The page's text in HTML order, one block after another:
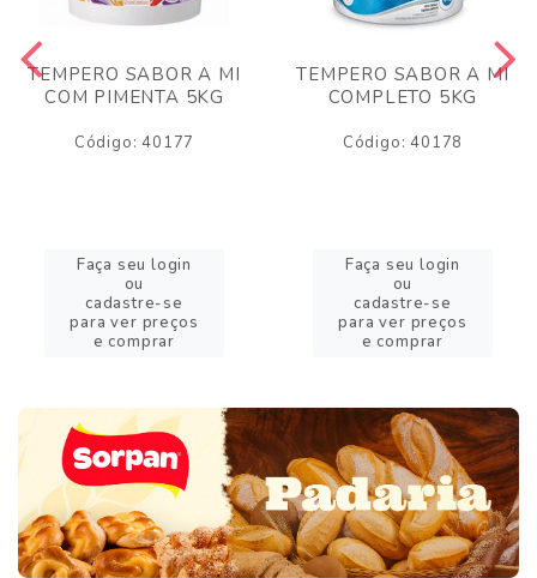
TEMPERO SABOR A MI
COM PIMENTA 5KG
Código: 40177
Faça seu login
ou
cadastre-se
para ver preços
e comprar
TEMPERO SABOR A MI
COMPLETO 5KG
Código: 40178
Faça seu login
ou
cadastre-se
para ver preços
e comprar